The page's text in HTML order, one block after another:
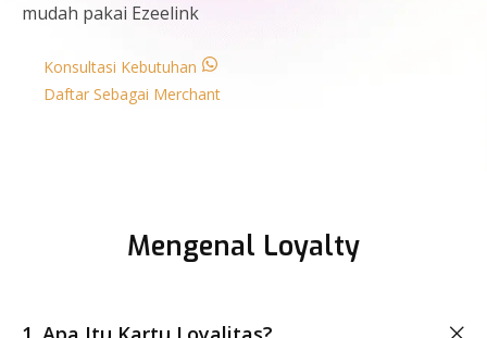
mudah pakai Ezeelink
Konsultasi Kebutuhan
Daftar Sebagai Merchant
Mengenal Loyalty